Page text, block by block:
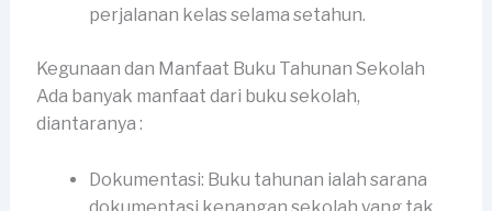
perjalanan kelas selama setahun.
Kegunaan dan Manfaat Buku Tahunan Sekolah
Ada banyak manfaat dari buku sekolah,
diantaranya :
Dokumentasi: Buku tahunan ialah sarana